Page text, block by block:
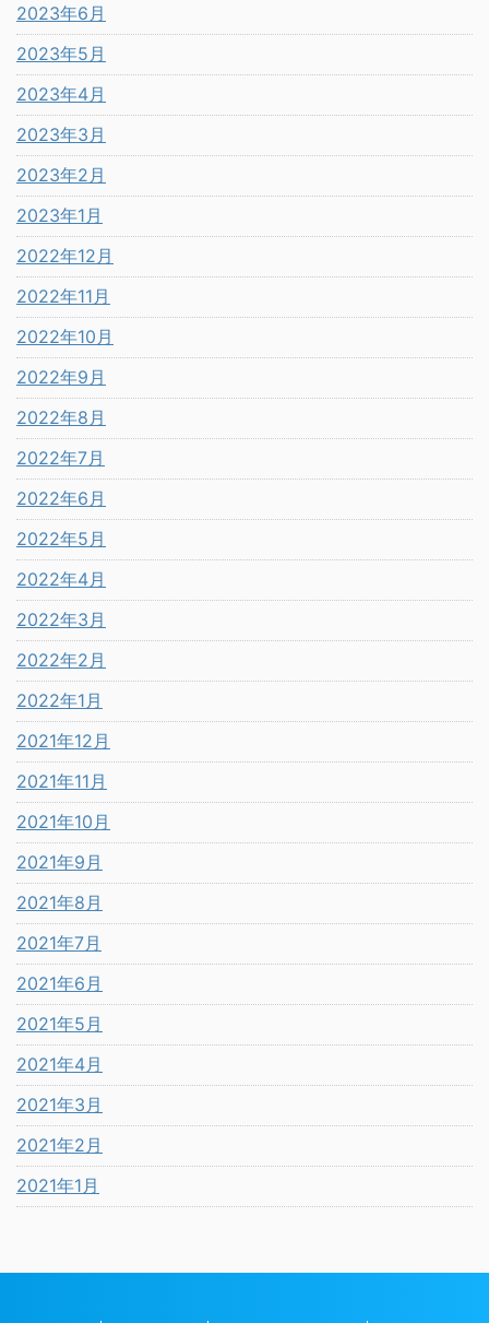
2023年6月
2023年5月
2023年4月
2023年3月
2023年2月
2023年1月
2022年12月
2022年11月
2022年10月
2022年9月
2022年8月
2022年7月
2022年6月
2022年5月
2022年4月
2022年3月
2022年2月
2022年1月
2021年12月
2021年11月
2021年10月
2021年9月
2021年8月
2021年7月
2021年6月
2021年5月
2021年4月
2021年3月
2021年2月
2021年1月